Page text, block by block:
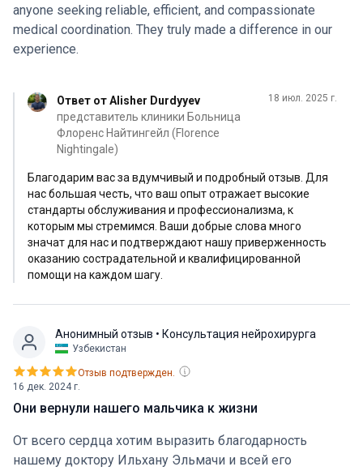
более управляемым. Персонал больницы был
профессиональным, добрым и заботливым. Мы
глубоко признательны за высокий уровень
anyone seeking reliable, efficient, and compassionate
medical coordination. They truly made a difference in our
experience.
Ответ от Alisher Durdyyev
представитель клиники Больница
Флоренс Найтингейл (Florence
Nightingale)
18 июл. 2025 г.
Благодарим вас за вдумчивый и подробный отзыв. Для
нас большая честь, что ваш опыт отражает высокие
стандарты обслуживания и профессионализма, к
которым мы стремимся. Ваши добрые слова много
значат для нас и подтверждают нашу приверженность
оказанию сострадательной и квалифицированной
помощи на каждом шагу.
Анонимный отзыв • Консультация нейрохирурга
Узбекистан
16 дек. 2024 г.
Отзыв подтвержден.
Они вернули нашего мальчика к жизни
От всего сердца хотим выразить благодарность
нашему доктору Ильхану Эльмачи и всей его